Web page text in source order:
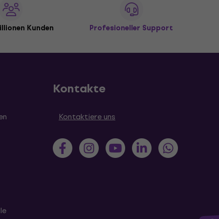
Kunden Profesioneller Support
Kontakte
Kontaktiere uns